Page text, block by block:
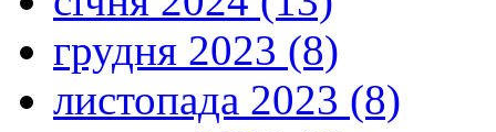
грудня 2023 (8)
листопада 2023 (8)